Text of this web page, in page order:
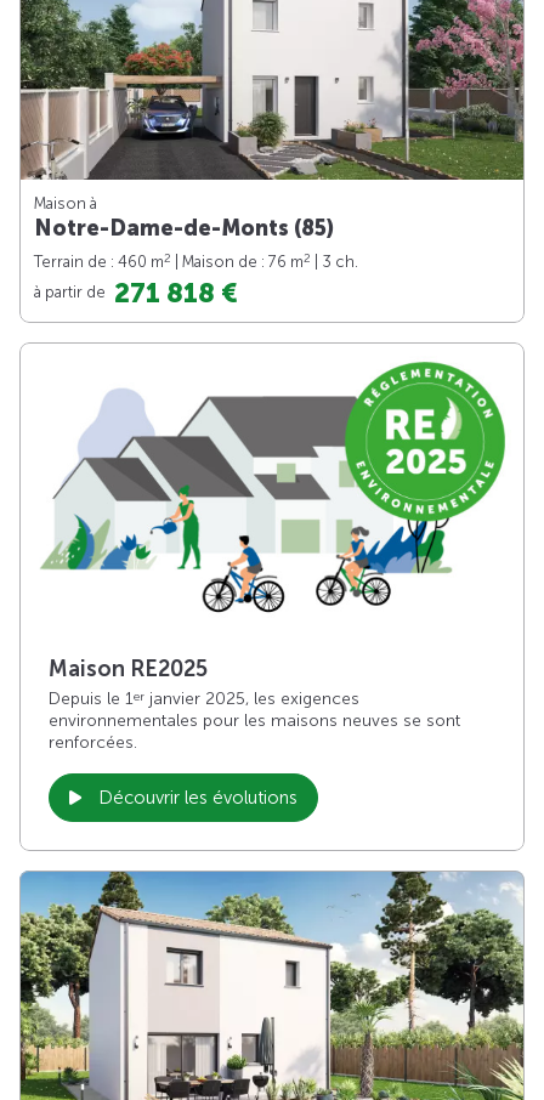
Maison à
Notre-Dame-de-Monts (85)
Terrain de : 460 m2 | Maison de : 76 m2
| 3 ch.
à partir de 271 818 €
Maison RE2025
Depuis le 1er janvier 2025, les exigences
environnementales pour les maisons neuves se sont
renforcées.
Découvrir les évolutions